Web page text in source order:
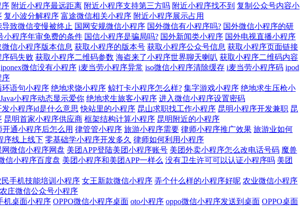
序 附近小程序最远距离 附近小程序支持第三方吗 附近小程序找不到 复制公众号内容小
复小波分解程序 富途微信相关小程序 附近小程序展示占用
致微信变慢被终止 国网安规微信小程序 国外微信有小程序吗? 国外微信小程序的研
小程序年审免费的条件 国信小程序是骗局吗? 国外新闻类小程序 国外电视直播小程序
微信小程序版本信息 获取小程序的版本号 获取小程序公众号信息 获取小程序页面链接
码失败 获取小程序二维码参数 海盗来了小程序世界聊天喇叭 获取小程序二维码内容
iponex微信没有小程序 i麦当劳小程序异常 iso微信小程序清除缓存 i麦当劳小程序码 ipod
序
环语句小程序 绝地求饶小程序 鲸打卡小程序怎么样? 集字游戏小程序 绝地求生压枪小
Java小程序动态显示爱你 绝地求生旅客小程序 进入微信小程序设置密码
发小程序id是什么意思 快站里的小程序 昆山求职找工作小程序 昆明小程序开发兼职 昆
昆明首家小程序供应商 框架结构计算小程序 昆明附近的小程序
开通小程序后怎么用 律管管小程序 旅游小程序需要 律师小程序推广效果 旅游业如何
序线上线下 零基础学小程序开发多久 律师如何利用小程序
网微信小程序网盘 美团APP登陆美团小程序账号 美团外卖小程序怎么改电话号码 魔兽
信小程序百度盘 美团小程序和美团APP一样么 没有卫生许可可以认证小程序吗 美团
民手机技能培训小程序 女王新款微信小程序 弄个什么样的小程序好呢 农业微信小程序
农庄微信公众号小程序
机桌面小程序 OPPO微信小程序桌面 oto小程序 oppo微信小程序发送到桌面 OPPO桌面